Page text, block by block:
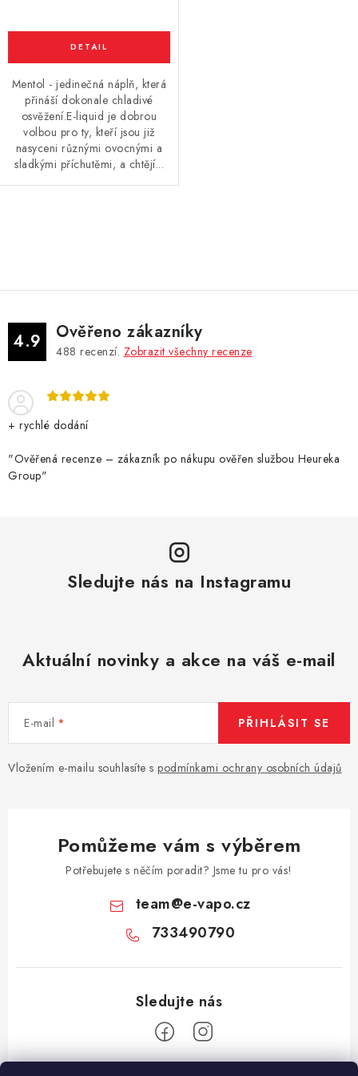
Mentol - jedinečná náplň, která
přináší dokonale chladivé
osvěžení.E-liquid je dobrou
volbou pro ty, kteří jsou již
nasyceni různými ovocnými a
sladkými příchutěmi, a chtějí...
á
d
a
c
p
r
k
y
4.9 Ověřeno zákazníky
488 recenzí. Zobrazit všechny recenze
+ rychlé dodání
"Ověřená recenze – zákazník po nákupu ověřen službou Heureka
Group"
Sledujte nás na Instagramu
Aktuální novinky a akce na váš e-mail
E-mail
Vložením e-mailu souhlasíte s podmínkami ochrany osobních údajů
PŘIHLÁSIT SE
Pomůžeme vám s výběrem
Potřebujete s něčím poradit? Jsme tu pro vás!
team@e-vapo.cz
733490790